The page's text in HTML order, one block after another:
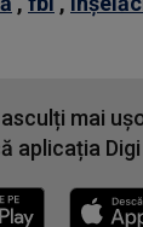
mai
aplicația Digi